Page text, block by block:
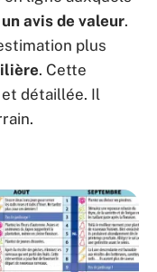
un avis de valeur.
plus
. Cette
détaillée. Il